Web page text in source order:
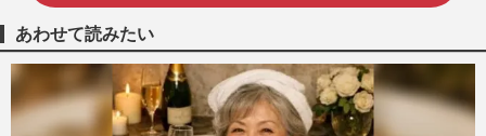
あわせて読みたい